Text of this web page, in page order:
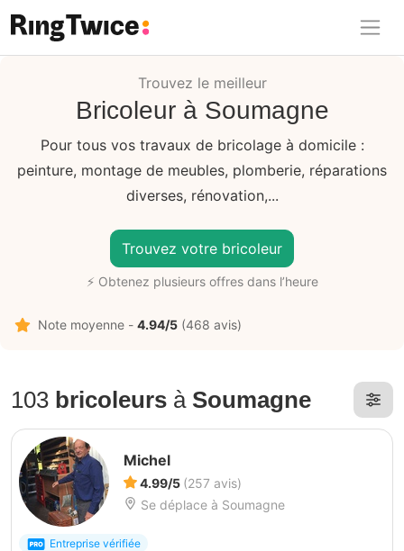
Ring Twice
Trouvez le meilleur
Bricoleur à Soumagne
Pour tous vos travaux de bricolage à domicile :
peinture, montage de meubles, plomberie, réparations
diverses, rénovation,...
Trouvez votre bricoleur
⚡ Obtenez plusieurs offres dans l’heure
Note moyenne - 4.94/5 (468 avis)
103 bricoleurs à Soumagne
Michel
4.99/5 (257 avis)
Se déplace à Soumagne
Entreprise vérifiée